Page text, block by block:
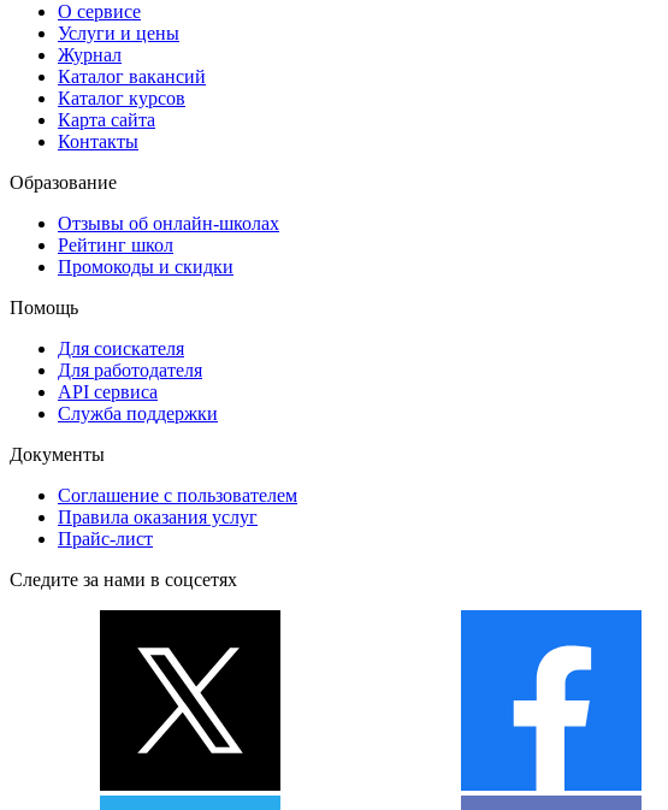
О сервисе
Услуги и цены
Журнал
Каталог вакансий
Каталог курсов
Карта сайта
Контакты
Образование
Отзывы об онлайн-школах
Рейтинг школ
Промокоды и скидки
Помощь
Для соискателя
Для работодателя
API сервиса
Служба поддержки
Документы
Соглашение с пользователем
Правила оказания услуг
Прайс-лист
Следите за нами в соцсетях